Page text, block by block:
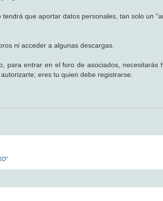
que aportar datos personales, tan solo un
ni acceder a algunas descargas.
para entrar en el foro de asociados, necesitarás
eres tu quien debe registrarse.